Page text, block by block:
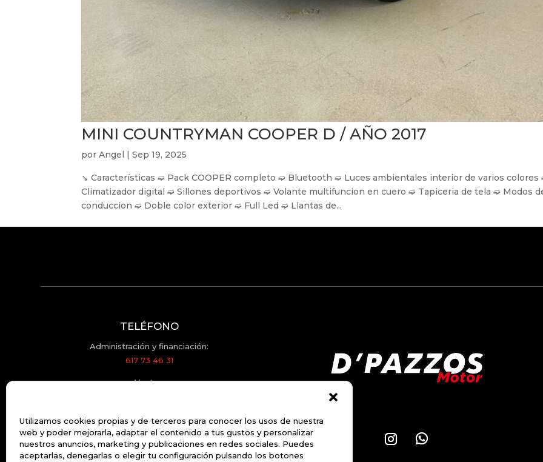
Utilizamos cookies propias y de terceros para conocer los usos de nuestra
web y poder mejorarla, adaptar el contenido a tus gustos y personalizar
nuestros anuncios, marketing y publicaciones en redes sociales. Puedes
aceptarlas, denegarlas o elegir tu configuración pulsando los botones
MINI COUNTRYMAN COOPER D / AÑO 2017
porAngel |Sep 19, 2025
↘︎ Características ➫ Pack COOPER completo ➫ Bluetooth ➫ Luces ambientales interior de varios colores
Climatizador digital ➫ Sillones deportivos ➫ Volante multifuncion en cuero ➫ Tapiceria de tela ➫ Modos
conduccion ➫ Doble color exterior ➫ Full Led ➫ Llantas de...
TELÉFONO
Administración y financiación:
617 73 46 31
Ventas:
EMAIL
motor.2000@hotmail.com